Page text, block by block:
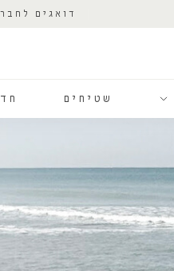
דואגים
שטיחים